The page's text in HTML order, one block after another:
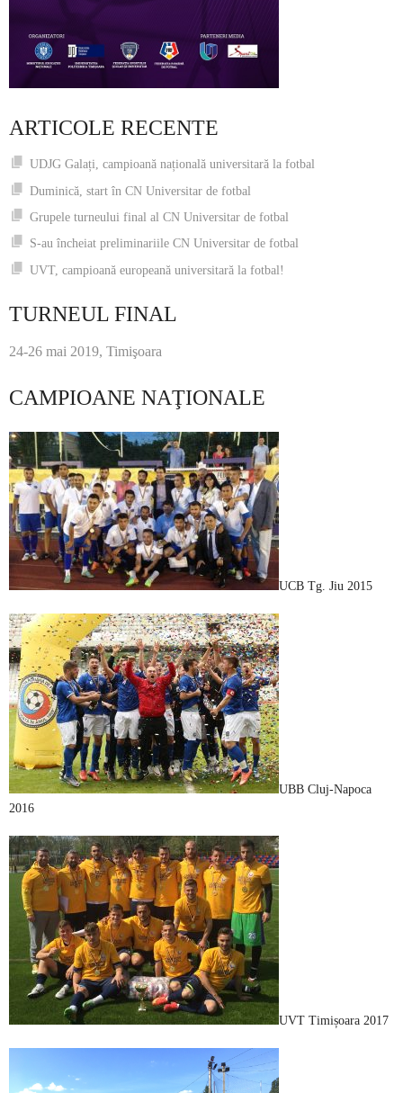
ARTICOLE RECENTE
UDJG Galați, campioană națională universitară la fotbal
Duminică, start în CN Universitar de fotbal
Grupele turneului final al CN Universitar de fotbal
S-au încheiat preliminariile CN Universitar de fotbal
UVT, campioană europeană universitară la fotbal!
TURNEUL FINAL
24-26 mai 2019, Timişoara
CAMPIOANE NAŢIONALE
UCB Tg. Jiu 2015
UBB Cluj-Napoca
2016
UVT Timișoara 2017